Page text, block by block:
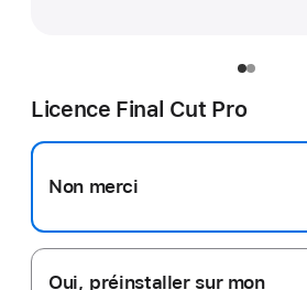
Licence Final Cut Pro
Non merci
Oui, préinstaller sur mon